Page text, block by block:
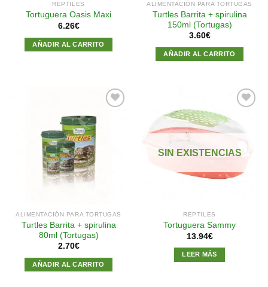
REPTILES
Tortuguera Oasis Maxi
6.26€
AÑADIR AL CARRITO
ALIMENTACIÓN PARA TORTUGAS
Turtles Barrita + spirulina
150ml (Tortugas)
3.60€
AÑADIR AL CARRITO
ALIMENTACIÓN PARA TORTUGAS
Turtles Barrita + spirulina
80ml (Tortugas)
2.70€
AÑADIR AL CARRITO
lista de
SIN EXISTENCIAS
REPTILES
Tortuguera Sammy
13.94€
LEER MÁS